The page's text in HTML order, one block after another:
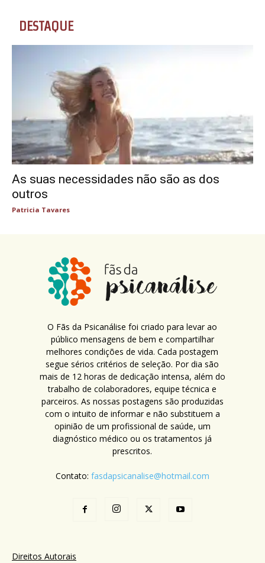
DESTAQUE
As suas necessidades não são as dos
outros
Patricia Tavares
O Fãs da Psicanálise foi criado para levar ao
público mensagens de bem e compartilhar
melhores condições de vida. Cada postagem
segue sérios critérios de seleção. Por dia são
mais de 12 horas de dedicação intensa, além do
trabalho de colaboradores, equipe técnica e
parceiros. As nossas postagens são produzidas
com o intuito de informar e não substituem a
opinião de um profissional de saúde, um
diagnóstico médico ou os tratamentos já
prescritos.
Contato: fasdapsicanalise@hotmail.com
Direitos Autorais